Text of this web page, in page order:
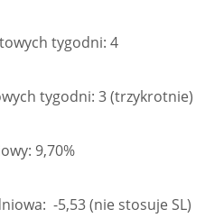
tygodni: 4
tygodni: 3 (trzykrotnie)
9,70%
-5,53 (nie stosuje SL)